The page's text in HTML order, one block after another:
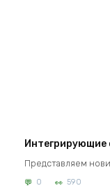
Интегрирующие
Представляем
0 590